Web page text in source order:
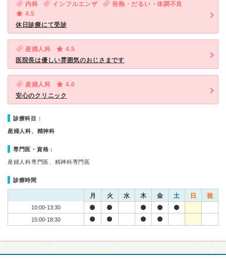
内科 インフルエンザ
発熱・だるい・体調不良
4.5
休日診療にて受診
産婦人科
4.5
医院長は優しい雰囲気のおじさまです
産婦人科
4.0
安心のクリニック
診療科目：
産婦人科、精神科
専門医・資格：
産婦人科専門医、精神科専門医
診療時間
月 火 水 木 金 土 日 祝
10:00-13:30
15:00-18:30